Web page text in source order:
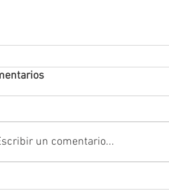
un comentario...